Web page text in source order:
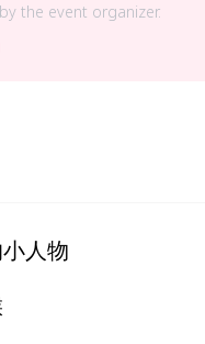
the event organizer.
人物